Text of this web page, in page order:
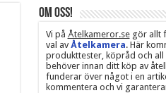
Om oss!
Vi på Åtelkameror.segör allt
val av Åtelkamera. Här
produkttester, köpråd och
behöver innan ditt köp av
funderar över något i en
kommentera och vi